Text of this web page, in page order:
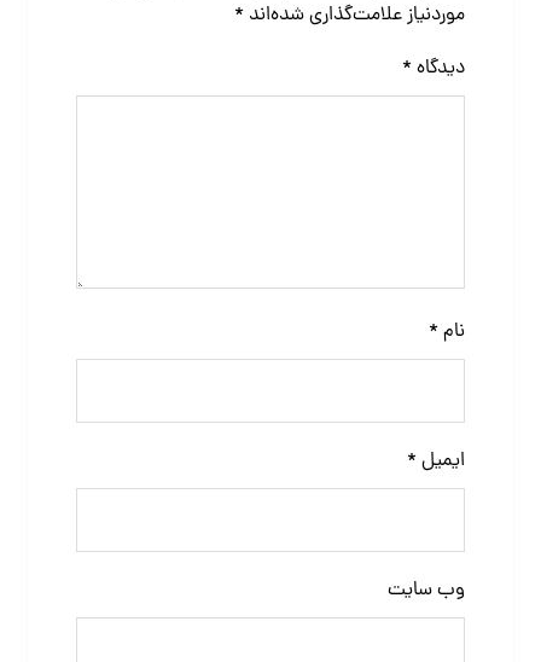
موردنیاز علامت‌گذاری شده‌اند *
دیدگاه *
نام *
ایمیل *
وب‌ سایت